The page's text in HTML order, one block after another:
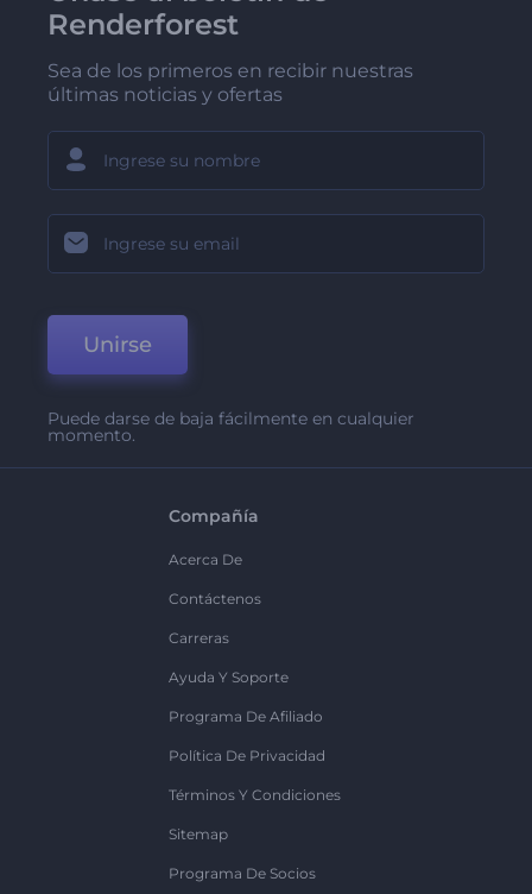
Renderforest
Sea de los primeros en recibir nuestras
últimas noticias y ofertas
Unirse
Puede darse de baja fácilmente en cualquier
momento.
Compañía
Acerca De
Contáctenos
Carreras
Ayuda Y Soporte
Programa De Afiliado
Política De Privacidad
Términos Y Condiciones
Sitemap
Programa De Socios